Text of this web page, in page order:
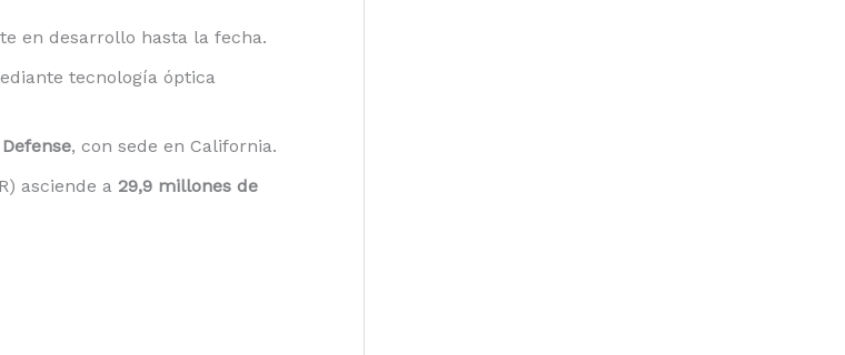
en desarrollo hasta la fecha.
tecnología óptica
, con sede en California.
asciende a 29,9 millones de